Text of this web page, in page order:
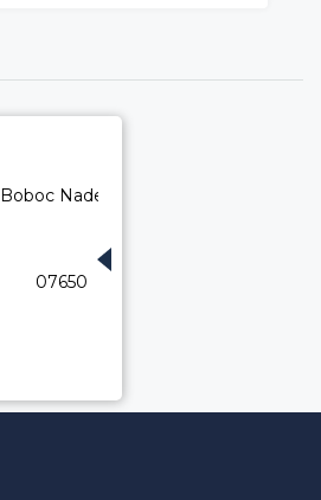
Boboc Nadejda
076500663